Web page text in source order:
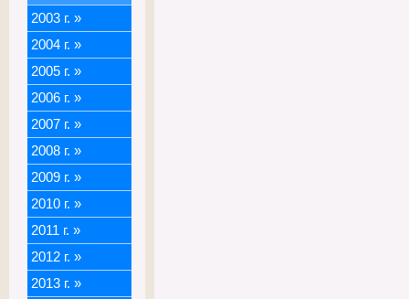
2003 г. »
2004 г. »
2005 г. »
2006 г. »
2007 г. »
2008 г. »
2009 г. »
2010 г. »
2011 г. »
2012 г. »
2013 г. »